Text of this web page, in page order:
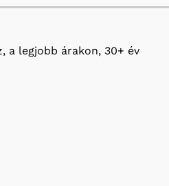
a legjobb árakon, 30+ év